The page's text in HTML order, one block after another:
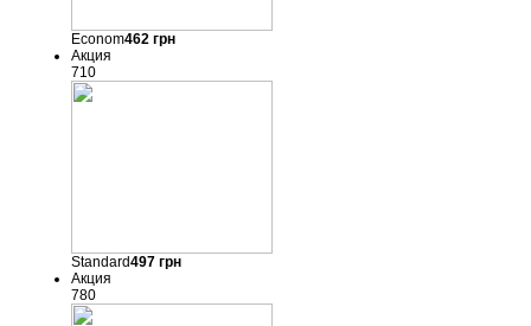
Econom462грн
Акция
710
Standard497грн
Акция
780